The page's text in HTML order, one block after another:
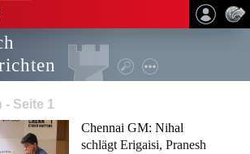
- Seite 1
Chennai GM: Nihal
schlägt Erigaisi, Pranesh